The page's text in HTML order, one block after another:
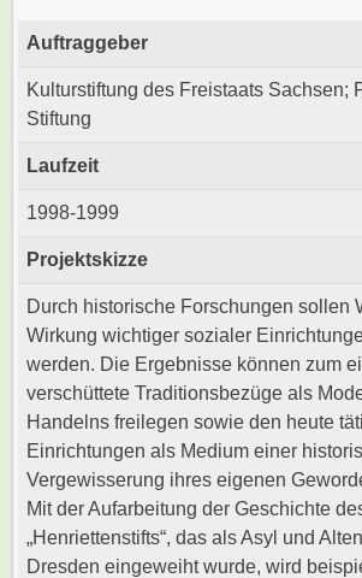
Auftraggeber
Kulturstiftung des Freistaats Sachsen;
Stiftung
Laufzeit
1998-1999
Projektskizze
Durch historische Forschungen sollen
Wirkung wichtiger sozialer
werden. Die Ergebnisse können zum
verschüttete Traditionsbezüge als
Handelns freilegen sowie den heute
Einrichtungen als Medium einer
Vergewisserung ihres eigenen
Mit der Aufarbeitung der Geschichte
„Henriettenstifts“, das als Asyl und
Dresden eingeweiht wurde, wird